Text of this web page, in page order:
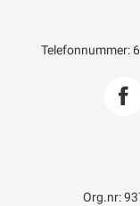
Telefonnummer:
Org.nr: